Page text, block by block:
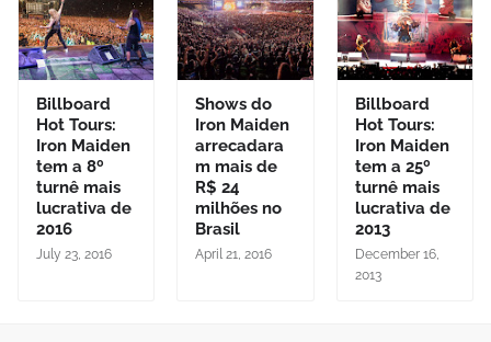
Billboard
Hot Tours:
Iron Maiden
tem a 8º
turnê mais
lucrativa de
2016
July 23, 2016
Shows do
Iron Maiden
arrecadara
m mais de
R$ 24
milhões no
Brasil
April 21, 2016
Billboard
Hot Tours:
Iron Maiden
tem a 25º
turnê mais
lucrativa de
2013
December 16,
2013